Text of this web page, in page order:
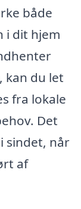
både
i dit hjem
kan du let
fra lokale
Det
sindet, når
af